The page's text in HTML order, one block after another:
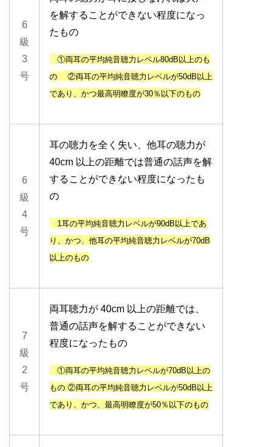
6
級
3
号
を解することができない程度になっ
たもの
①両耳の平均純音聴力レベル80dB以上のも
の
②両耳の平均純音聴力レベルが50dB以上
であり、かつ最高明瞭度が30％以下のもの
6
級
4
号
耳の聴力を全く失い、他耳の聴力が
40cm 以上の距離では普通の話声を解
することができない程度になったも
の
1耳の平均純音聴力レベルが90dB以上であ
り、 かつ、他耳の平均純音聴力レベルが70dB
以上のもの
7
級
2
号
両耳聴力が 40cm 以上の距離では、
普通の話声を解することができない
程度になったもの
①両耳の平均純音聴力レベルが70dB以上の
もの ②両耳の平均純音聴力レベルが50dB以上
であり、かつ、 最高明瞭度が50％以下のもの